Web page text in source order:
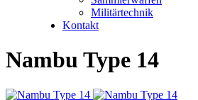
Militärtechnik
Kontakt
Nambu Type 14